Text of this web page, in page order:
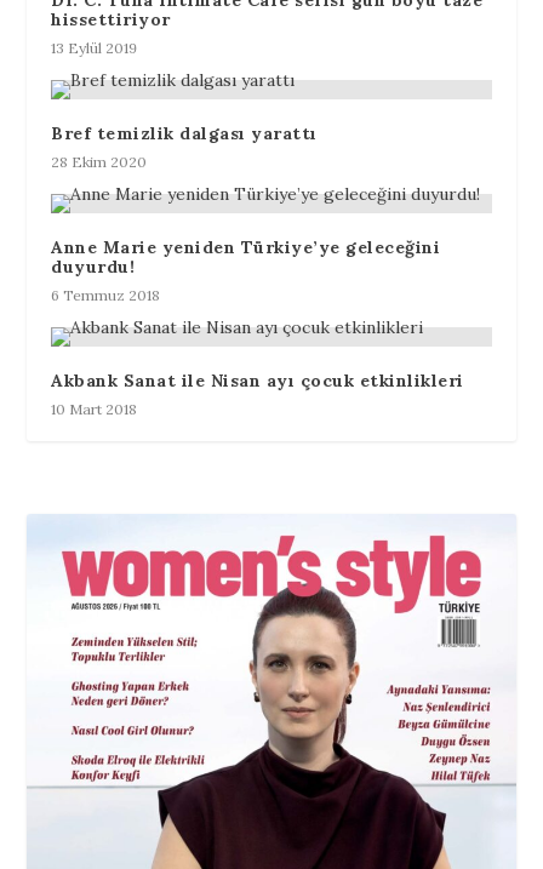
hissettiriyor
13 Eylül 2019
Bref temizlik dalgası yarattı
28 Ekim 2020
Anne Marie yeniden Türkiye’ye geleceğini
duyurdu!
6 Temmuz 2018
Akbank Sanat ile Nisan ayı çocuk etkinlikleri
10 Mart 2018